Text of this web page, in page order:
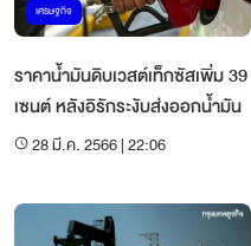
เศรษฐกิจ
ราคาน้ำมันดิบเวสต์เท็กซัสเพิ่ม 39
เซนต์ หลังอิรักระงับส่งออกน้ำมัน
28 มี.ค. 2566 | 22:06